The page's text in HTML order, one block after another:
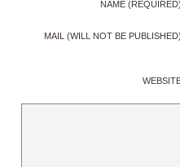
NAME (REQUIRED)
MAIL (WILL NOT BE PUBLISHED)